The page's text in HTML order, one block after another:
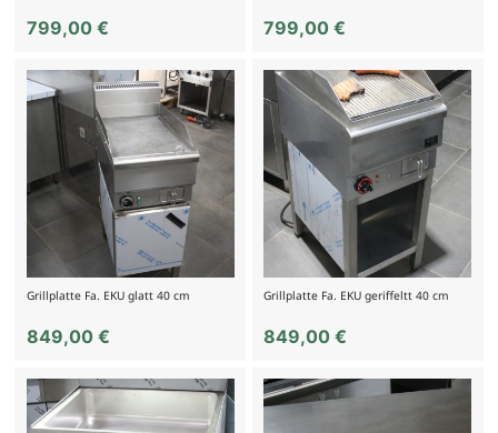
799,00 € 799,00€
Grillplatte Fa. EKU glatt 40 cm
849,00 €
Grillplatte Fa. EKU geriffeltt 40 cm
849,00€